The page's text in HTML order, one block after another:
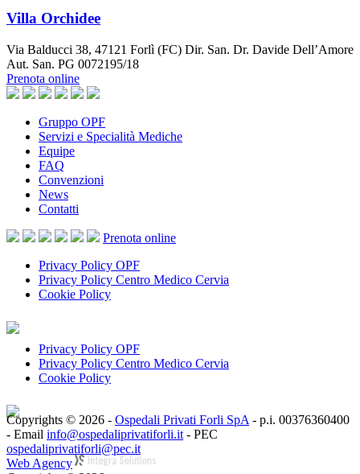
Villa Orchidee
Via Balducci 38, 47121 Forlì (FC) Dir. San. Dr. Davide Dell’Amore
Aut. San. PG 0072195/18
Prenota online
Gruppo OPF
Servizi e Specialità Mediche
Equipe
FAQ
Convenzioni
News
Contatti
Prenota online
Privacy Policy OPF
Privacy Policy Centro Medico Cervia
Cookie Policy
Privacy Policy OPF
Privacy Policy Centro Medico Cervia
Cookie Policy
Copyrights © 2026 - Ospedali Privati Forli SpA - p.i. 00376360400
- Email info@ospedaliprivatiforli.it - PEC
ospedaliprivatiforli@pec.it
Web Agency